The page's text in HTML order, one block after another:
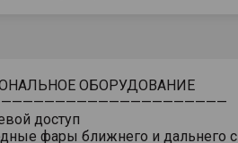
ОБОРУДОВАНИЕ
доступ
фары ближнего и дальнего